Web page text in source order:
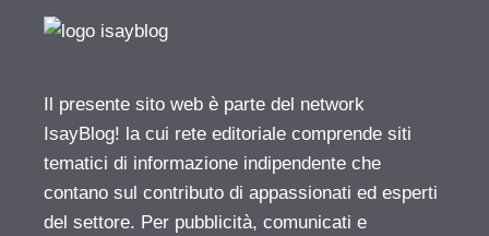
Il presente sito web è parte del network
IsayBlog! la cui rete editoriale comprende siti
tematici di informazione indipendente che
contano sul contributo di appassionati ed esperti
del settore. Per pubblicità, comunicati e